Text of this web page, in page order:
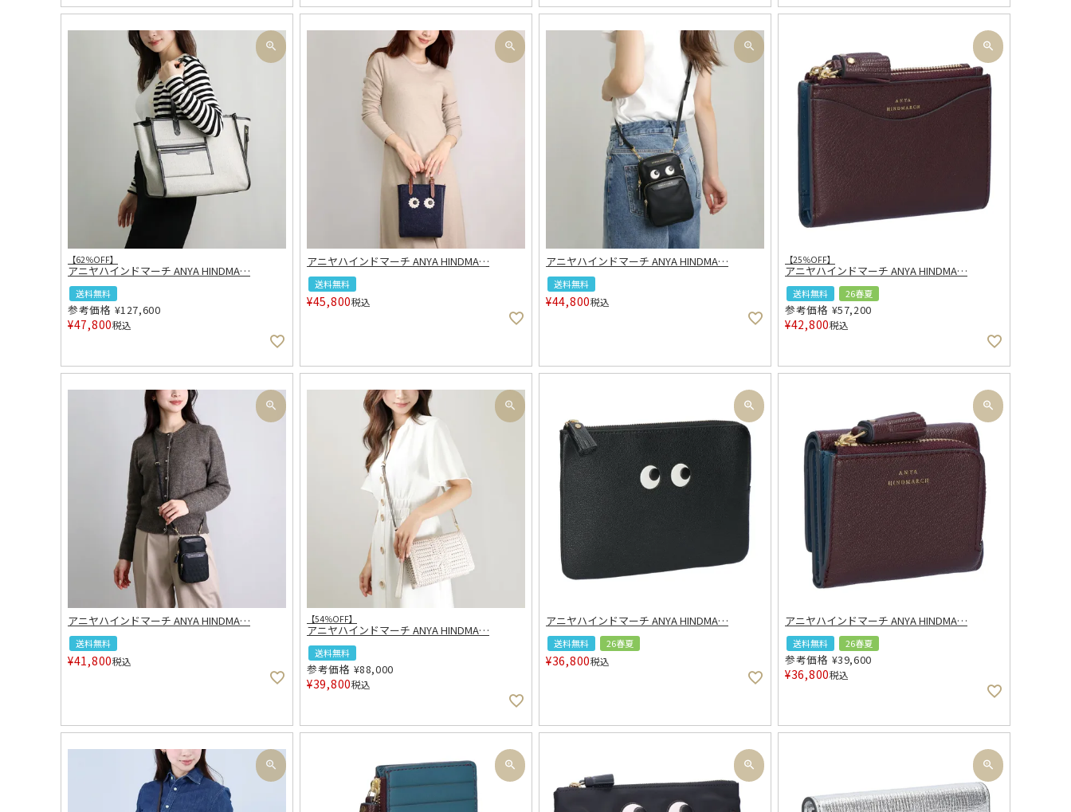
【62％OFF】
アニヤハインドマーチ ANYA HINDMA…
送料無料
参考価格 ¥127,600
¥47,800税込
アニヤハインドマーチ ANYA HINDMA…
送料無料
¥45,800税込
アニヤハインドマーチ ANYA HINDMA…
送料無料
¥44,800税込
【25％OFF】
アニヤハインドマーチ ANYA HINDMA…
送料無料 26春夏
参考価格 ¥57,200
¥42,800税込
アニヤハインドマーチ ANYA HINDMA…
送料無料
¥41,800税込
【54％OFF】
アニヤハインドマーチ ANYA HINDMA…
送料無料
参考価格 ¥88,000
¥39,800税込
アニヤハインドマーチ ANYA HINDMA…
送料無料 26春夏
¥36,800税込
アニヤハインドマーチ ANYA HINDMA…
送料無料 26春夏
参考価格 ¥39,600
¥36,800税込